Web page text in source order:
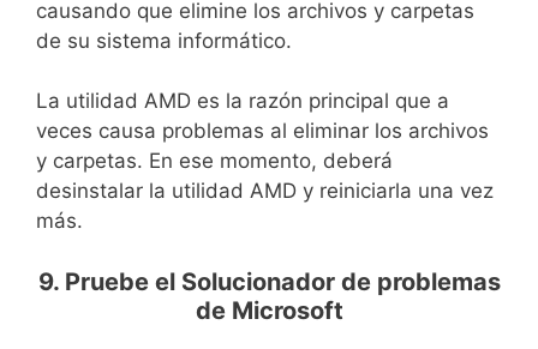
causando que elimine los archivos y carpetas
de su sistema informático.
La utilidad AMD es la razón principal que a
veces causa problemas al eliminar los archivos
y carpetas. En ese momento, deberá
desinstalar la utilidad AMD y reiniciarla una vez
más.
9. Pruebe el Solucionador de problemas
de Microsoft